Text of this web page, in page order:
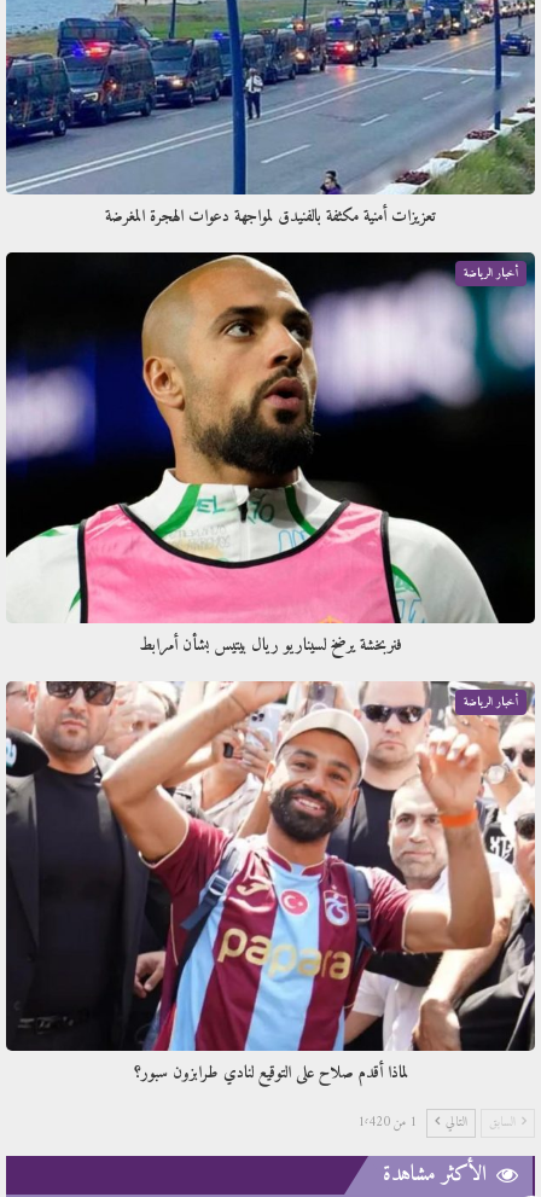
تعزيزات أمنية مكثفة بالفنيدق لمواجهة دعوات الهجرة المغرضة
أخبار الرياضة
فنربخشة يرضخ لسيناريو ريال بيتيس بشأن أمرابط
أخبار الرياضة
لماذا أقدم صلاح على التوقيع لنادي طرابزون سبور؟
السابق التالي 1 من 1٬420
الأكثر مشاهدة